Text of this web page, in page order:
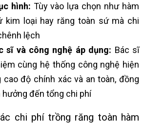
hình: Tùy vào lựa chọn như hàm
kim loại hay răng toàn sứ mà chi
lệch
sĩ và công nghệ áp dụng: Bác sĩ
cùng hệ thống công nghệ hiện
cao độ chính xác và an toàn, đồng
đến tổng chi phí
chi phí trồng răng toàn hàm